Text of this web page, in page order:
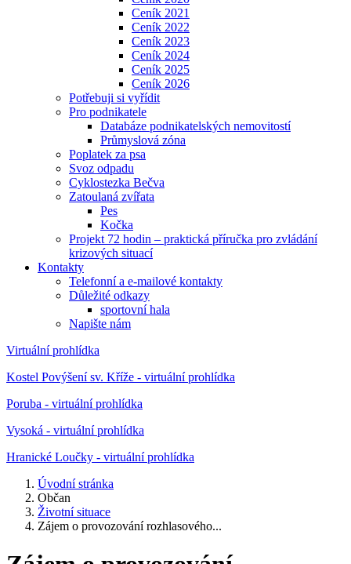
Ceník 2021
Ceník 2022
Ceník 2023
Ceník 2024
Ceník 2025
Ceník 2026
Potřebuji si vyřídit
Pro podnikatele
Databáze podnikatelských nemovitostí
Průmyslová zóna
Poplatek za psa
Svoz odpadu
Cyklostezka Bečva
Zatoulaná zvířata
Pes
Kočka
Projekt 72 hodin – praktická příručka pro zvládání
krizových situací
Kontakty
Telefonní a e-mailové kontakty
Důležité odkazy
sportovní hala
Napište nám
Virtuální prohlídka
Kostel Povýšení sv. Kříže - virtuální prohlídka
Poruba - virtuální prohlídka
Vysoká - virtuální prohlídka
Hranické Loučky - virtuální prohlídka
Úvodní stránka
Občan
Životní situace
Zájem o provozování rozhlasového...